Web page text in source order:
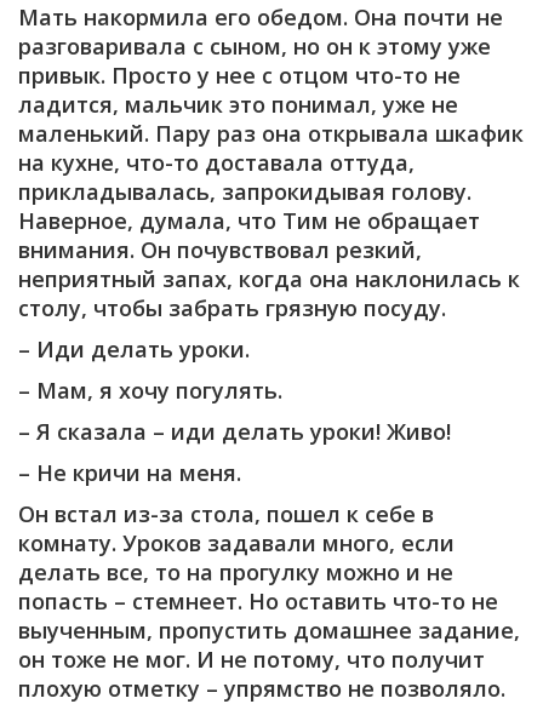
Мать накормила его обедом. Она почти не
разговаривала с сыном, но он к этому уже
привык. Просто у нее с отцом что-то не
ладится, мальчик это понимал, уже не
маленький. Пару раз она открывала шкафик
на кухне, что-то доставала оттуда,
прикладывалась, запрокидывая голову.
Наверное, думала, что Тим не обращает
внимания. Он почувствовал резкий,
неприятный запах, когда она наклонилась к
столу, чтобы забрать грязную посуду.
– Иди делать уроки.
– Мам, я хочу погулять.
– Я сказала – иди делать уроки! Живо!
– Не кричи на меня.
Он встал из-за стола, пошел к себе в
комнату. Уроков задавали много, если
делать все, то на прогулку можно и не
попасть – стемнеет. Но оставить что-то не
выученным, пропустить домашнее задание,
он тоже не мог. И не потому, что получит
плохую отметку – упрямство не позволяло.